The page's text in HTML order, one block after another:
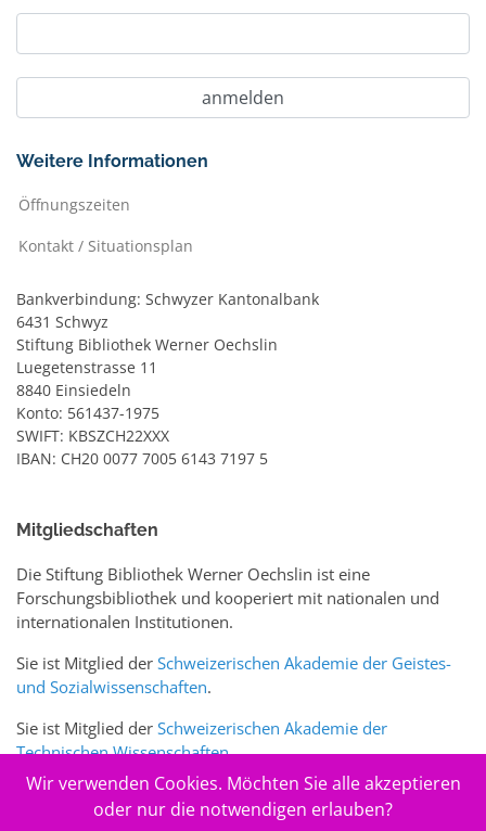
Weitere Informationen
Öffnungszeiten
Kontakt / Situationsplan
Bankverbindung: Schwyzer Kantonalbank
6431 Schwyz
Stiftung Bibliothek Werner Oechslin
Luegetenstrasse 11
8840 Einsiedeln
Konto: 561437-1975
SWIFT: KBSZCH22XXX
IBAN: CH20 0077 7005 6143 7197 5
Mitgliedschaften
Die Stiftung Bibliothek Werner Oechslin ist eine
Forschungsbibliothek und kooperiert mit nationalen und
internationalen Institutionen.
Sie ist Mitglied der Schweizerischen Akademie der Geistes-
und Sozialwissenschaften.
Sie ist Mitglied der Schweizerischen Akademie der
Technischen Wissenschaften.
Sie ist zudem Mitglied des Schweizer Portalswww.sciences-
Wir verwenden Cookies. Möchten Sie alle akzeptieren
oder nur die notwendigen erlauben?